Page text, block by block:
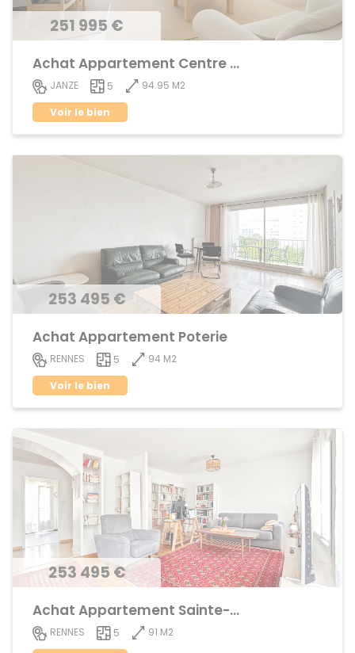
251 995 €
Achat Appartement Centre ville
JANZE 5
94.95 M2
Voir le bien
253 495 €
Achat Appartement Poterie
RENNES 5
94 M2
Voir le bien
253 495 €
Achat Appartement Sainte-Thérèse
RENNES 5
91 M2